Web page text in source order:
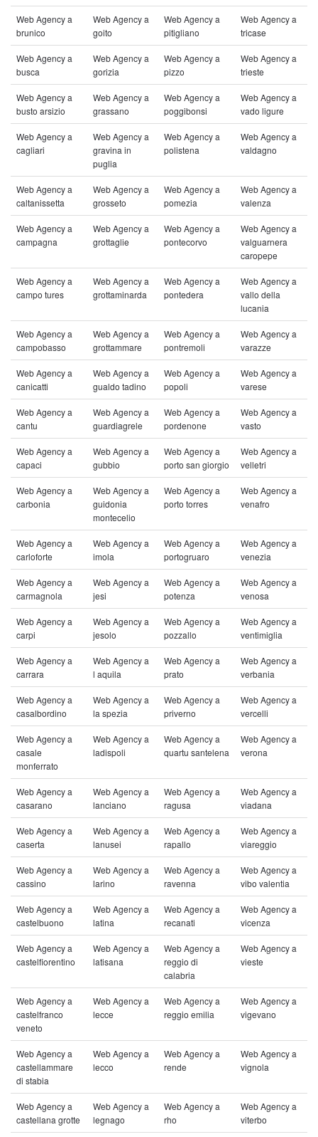
Web Agency a
brunico
Web Agency a
goito
Web Agency a
pitigliano
Web Agency a
tricase
Web Agency a
busca
Web Agency a
gorizia
Web Agency a
pizzo
Web Agency a
trieste
Web Agency a
busto arsizio
Web Agency a
grassano
Web Agency a
poggibonsi
Web Agency a
vado ligure
Web Agency a
cagliari
Web Agency a
gravina in
puglia
Web Agency a
polistena
Web Agency a
valdagno
Web Agency a
caltanissetta
Web Agency a
grosseto
Web Agency a
pomezia
Web Agency a
valenza
Web Agency a
campagna
Web Agency a
grottaglie
Web Agency a
pontecorvo
Web Agency a
valguarnera
caropepe
Web Agency a
campo tures
Web Agency a
grottaminarda
Web Agency a
pontedera
Web Agency a
vallo della
lucania
Web Agency a
campobasso
Web Agency a
grottammare
Web Agency a
pontremoli
Web Agency a
varazze
Web Agency a
canicatti
Web Agency a
gualdo tadino
Web Agency a
popoli
Web Agency a
varese
Web Agency a
cantu
Web Agency a
guardiagrele
Web Agency a
pordenone
Web Agency a
vasto
Web Agency a
capaci
Web Agency a
gubbio
Web Agency a
porto san giorgio
Web Agency a
velletri
Web Agency a
carbonia
Web Agency a
guidonia
montecelio
Web Agency a
porto torres
Web Agency a
venafro
Web Agency a
carloforte
Web Agency a
imola
Web Agency a
portogruaro
Web Agency a
venezia
Web Agency a
carmagnola
Web Agency a
jesi
Web Agency a
potenza
Web Agency a
venosa
Web Agency a
carpi
Web Agency a
jesolo
Web Agency a
pozzallo
Web Agency a
ventimiglia
Web Agency a
carrara
Web Agency a
l aquila
Web Agency a
prato
Web Agency a
verbania
Web Agency a
casalbordino
Web Agency a
la spezia
Web Agency a
priverno
Web Agency a
vercelli
Web Agency a
casale
monferrato
Web Agency a
ladispoli
Web Agency a
quartu santelena
Web Agency a
verona
Web Agency a
casarano
Web Agency a
lanciano
Web Agency a
ragusa
Web Agency a
viadana
Web Agency a
caserta
Web Agency a
lanusei
Web Agency a
rapallo
Web Agency a
viareggio
Web Agency a
cassino
Web Agency a
larino
Web Agency a
ravenna
Web Agency a
vibo valentia
Web Agency a
castelbuono
Web Agency a
latina
Web Agency a
recanati
Web Agency a
vicenza
Web Agency a
castelfiorentino
Web Agency a
latisana
Web Agency a
reggio di
calabria
Web Agency a
vieste
Web Agency a
castelfranco
veneto
Web Agency a
lecce
Web Agency a
reggio emilia
Web Agency a
vigevano
Web Agency a
castellammare
di stabia
Web Agency a
lecco
Web Agency a
rende
Web Agency a
vignola
Web Agency a
castellana grotte
Web Agency a
legnago
Web Agency a
rho
Web Agency a
viterbo